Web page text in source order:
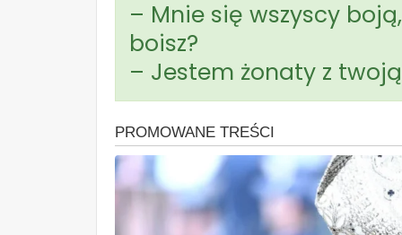
– Mnie się wszyscy
boisz?
– Jestem żonaty z